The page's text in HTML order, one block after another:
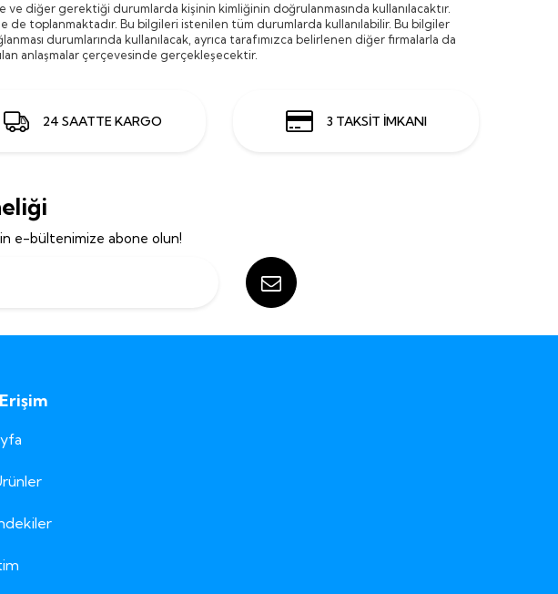
ve diğer gerektiği durumlarda kişinin kimliğinin doğrulanmasında kullanılacaktır.
toplanmaktadır. Bu bilgileri istenilen tüm durumlarda kullanılabilir. Bu bilgiler
durumlarında kullanılacak, ayrıca tarafımızca belirlenen diğer firmalarla da
anlaşmalar çerçevesinde gerçekleşecektir.
24 SAATTE KARGO 3 TAKSİT İMKANI
e-bültenimize abone olun!
Erişim